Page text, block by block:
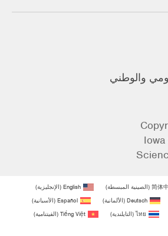
والوطني
简体
(الصينية المبسطة)
English
(الإنجليزية)
Deutsch
(الألمانية)
Español
(الأسبانية)
ไทย
(التايلندية)
Tiếng Việt
(الفيتنامية)